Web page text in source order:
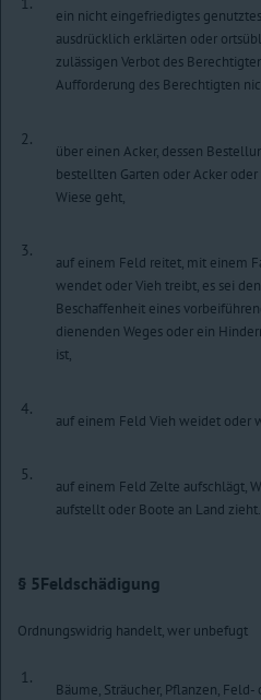
ein nicht eingefriedigtes
ausdrücklich erklärten oder
zulässigen Verbot des
Aufforderung des Berechtigten
2.
über einen Acker, dessen
bestellten Garten oder Acker
Wiese geht,
3.
auf einem Feld reitet, mit einem
wendet oder Vieh treibt, es sei
Beschaffenheit eines
dienenden Weges oder ein
ist,
4.
auf einem Feld Vieh weidet oder
5.
auf einem Feld Zelte aufschlägt,
aufstellt oder Boote an Land zieht.
§ 5Feldschädigung
Ordnungswidrig handelt, wer unbefugt
1.
Bäume, Sträucher, Pflanzen,